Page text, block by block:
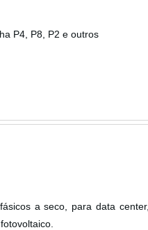
P4, P8, P2 e outros
a seco, para data center,
indústriais e sistema fotovoltaico.